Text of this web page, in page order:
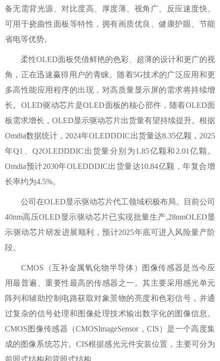
备无需背光源、对比度高、厚度薄、视角广、反应速度快、
可用于挠曲性面板等特性，拥有画质优良、健康护眼、节能
省电等优势。
柔性OLED面板凭借鲜艳的色彩、超薄的设计和更广的视
角，正在迅速赢得用户的青睐。随着5G技术的广泛应用和更
多高性能应用程序的出现，对高质量显示屏的需求将持续增
长。OLED驱动芯片是OLED面板的核心部件，随着OLED面
板需求增长，OLED显示驱动芯片出货量有望持续提升。根据
Omdia数据统计，2024年OLEDDDIC出货量达8.35亿颗，2025
年Q1、Q2OLEDDDIC出货量分别为1.85亿颗和2.01亿颗。
Omdia预计2030年OLEDDDIC出货量达10.84亿颗，年复合增
长率约为4.5%。
公司在OLED显示驱动芯片代工领域积极布局。目前公司
40nm高压OLED显示驱动芯片已实现批量生产,28nmOLED显
示驱动芯片研发进展顺利，预计2025年底可进入风险量产阶
段。
CMOS（互补金属氧化物半导体）图像传感器是当今应
用最普遍、重要性最高的传感器之一。其主要采用感光单元
阵列和辅助控制电路获取对象景物的亮度和色彩信号，并通
过复杂的信号处理和图像处理技术输出数字化的图像信息。
CMOS图像传感器（CMOSImageSensor，CIS）是一个高度集
成的图像系统芯片。CIS根据感光元件安装位置，主要可分为